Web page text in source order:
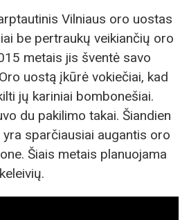
Vilniaus oro uostas
be pertraukų veikiančių oro
metais jis šventė savo
uostą įkūrė vokiečiai, kad
jų kariniai bombonešiai.
du pakilimo takai. Šiandien
sparčiausiai augantis oro
Šiais metais planuojama